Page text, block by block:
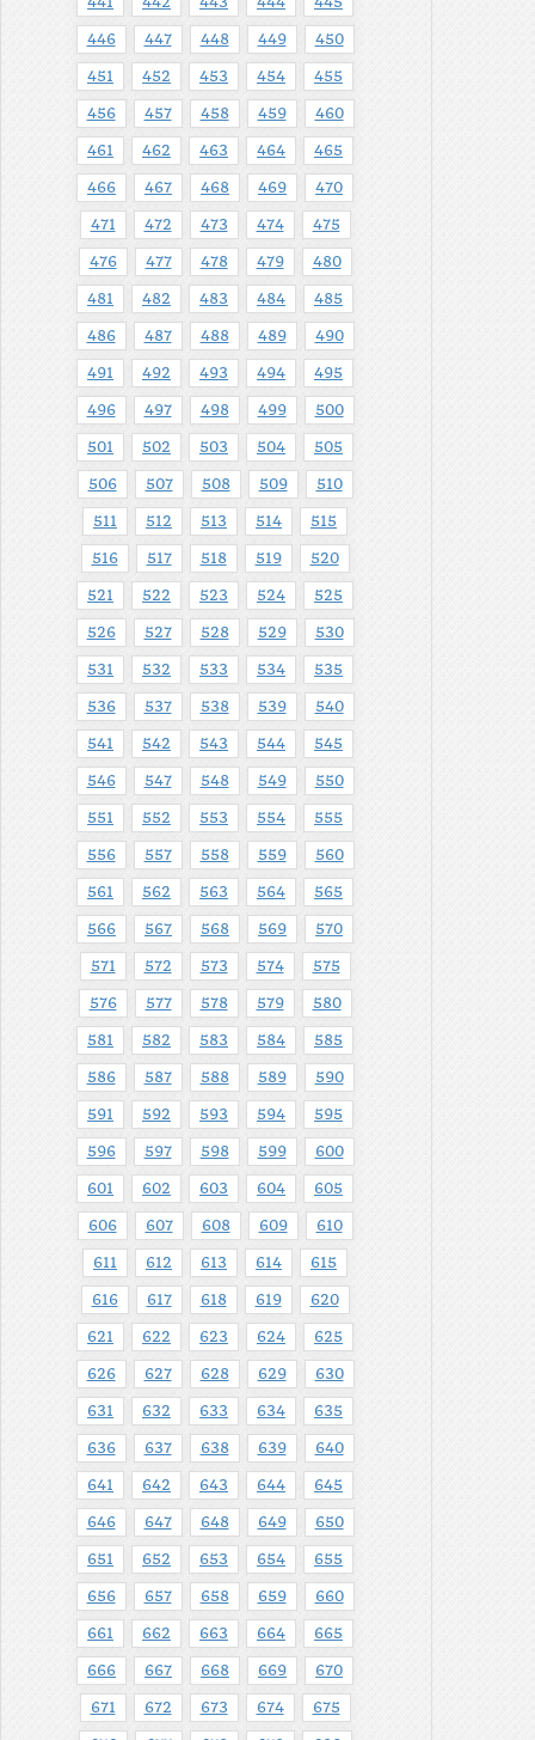
446 447 448 449 450
451 452 453 454 455
456 457 458 459 460
461 462 463 464 465
466 467 468 469 470
471 472 473 474 475
476 477 478 479 480
481 482 483 484 485
486 487 488 489 490
491 492 493 494 495
496 497 498 499 500
501 502 503 504 505
506 507 508 509 510
511 512 513 514 515
516 517 518 519 520
521 522 523 524 525
526 527 528 529 530
531 532 533 534 535
536 537 538 539 540
541 542 543 544 545
546 547 548 549 550
551 552 553 554 555
556 557 558 559 560
561 562 563 564 565
566 567 568 569 570
571 572 573 574 575
576 577 578 579 580
581 582 583 584 585
586 587 588 589 590
591 592 593 594 595
596 597 598 599 600
601 602 603 604 605
606 607 608 609 610
611 612 613 614 615
616 617 618 619 620
621 622 623 624 625
626 627 628 629 630
631 632 633 634 635
636 637 638 639 640
641 642 643 644 645
646 647 648 649 650
651 652 653 654 655
656 657 658 659 660
661 662 663 664 665
666 667 668 669 670
671 672 673 674 675